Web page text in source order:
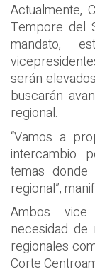
Actualmente,
Tempore del
mandato,
serán
buscarán
regional.
“Vamos a
intercambio
temas donde
regional”,
Ambos
necesidad de
regionales
Corte